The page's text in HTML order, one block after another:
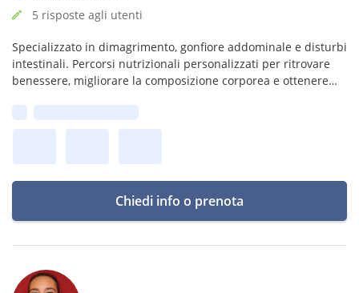
5 risposte agli utenti
Specializzato in dimagrimento, gonfiore addominale e disturbi
intestinali. Percorsi nutrizionali personalizzati per ritrovare
benessere, migliorare la composizione corporea e ottenere
Chiedi info o prenota